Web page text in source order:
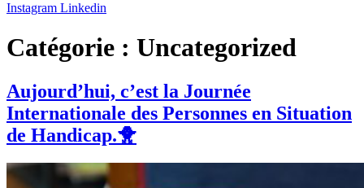
Instagram Linkedin
Catégorie : Uncategorized
Aujourd’hui, c’est la Journée
Internationale des Personnes en Situation
de Handicap.🐥